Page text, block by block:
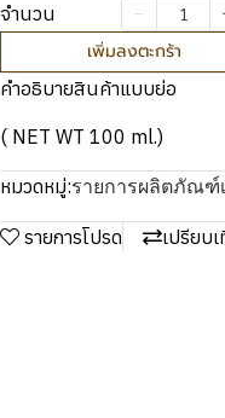
จำนวน
เพิ่มลงตะกร้า
คำอธิบายสินค้าแบบย่อ
( NET WT 100 ml.)
หมวดหมู่:รายการผลิตภัณฑ์
รายการโปรด เปรียบ